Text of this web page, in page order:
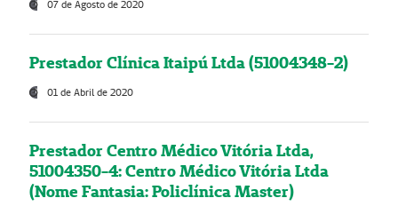
07 de Agosto de 2020
Prestador Clínica Itaipú Ltda (51004348-2)
01 de Abril de 2020
Prestador Centro Médico Vitória Ltda,
51004350-4: Centro Médico Vitória Ltda
(Nome Fantasia: Policlínica Master)